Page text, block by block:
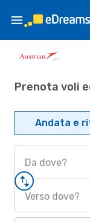
Prenota voli
Andata e
Da dove?
Verso dove?